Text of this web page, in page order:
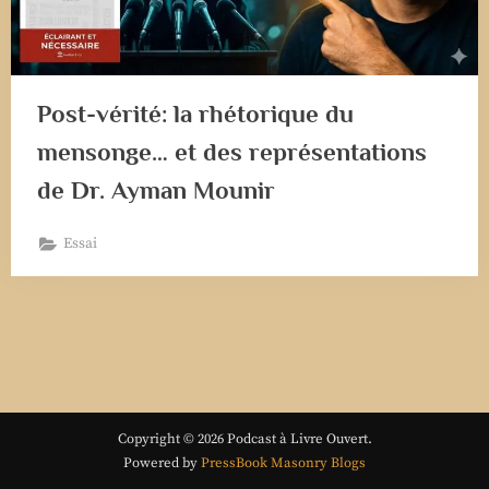
Post-vérité: la rhétorique du
mensonge… et des représentations
de Dr. Ayman Mounir
Essai
Copyright © 2026 Podcast à Livre Ouvert.
Powered byPressBook Masonry Blogs